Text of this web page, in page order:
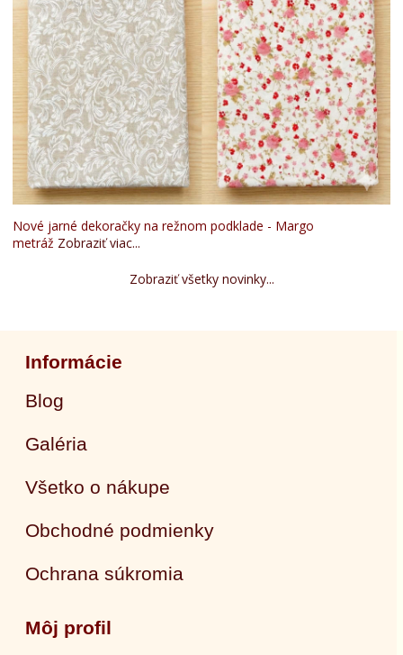
Nové jarné dekoračky na režnom podklade - Margo
metráž Zobraziť viac...
Zobraziť všetky novinky...
Informácie
Blog
Galéria
Všetko o nákupe
Obchodné podmienky
Ochrana súkromia
Môj profil